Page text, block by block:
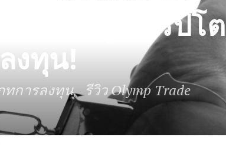
เทรดหุ้น คริปโต
งทุน!
ทการลงทุน รีวิว Olymp Trade